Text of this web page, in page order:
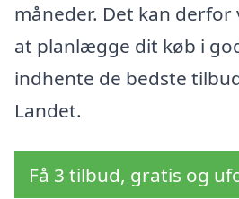
måneder. Det kan
at planlægge dit køb i
indhente de bedste
Landet.
Få 3 tilbud, gratis og